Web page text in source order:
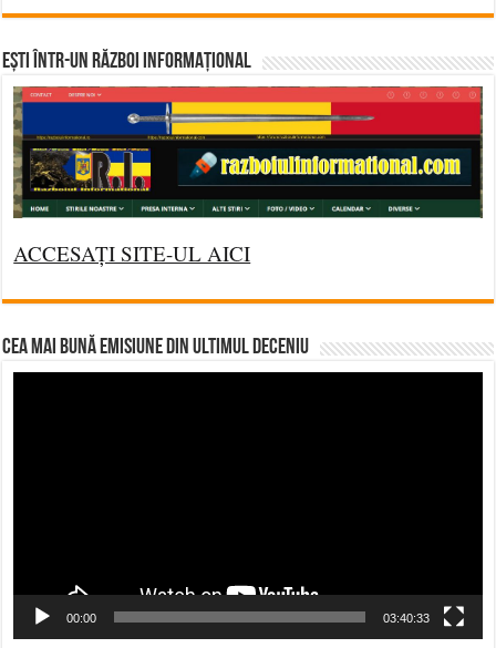
Ești într-un RĂZBOI INFORMAȚIONAL
ACCESAȚI SITE-UL AICI
CEA MAI BUNĂ EMISIUNE DIN ULTIMUL DECENIU
00:00 03:40:33